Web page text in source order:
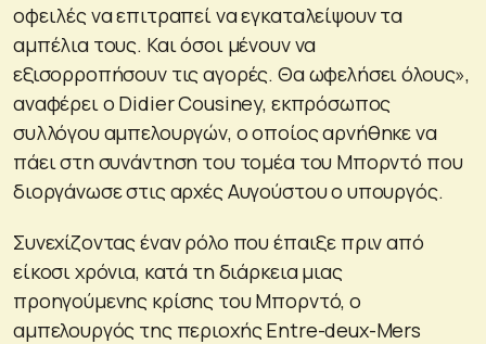
οφειλές να επιτραπεί να εγκαταλείψουν τα
αμπέλια τους. Και όσοι μένουν να
εξισορροπήσουν τις αγορές. Θα ωφελήσει όλους»,
αναφέρει ο Didier Cousiney, εκπρόσωπος
συλλόγου αμπελουργών, ο οποίος αρνήθηκε να
πάει στη συνάντηση του τομέα του Μπορντό που
διοργάνωσε στις αρχές Αυγούστου ο υπουργός.
Συνεχίζοντας έναν ρόλο που έπαιξε πριν από
είκοσι χρόνια, κατά τη διάρκεια μιας
προηγούμενης κρίσης του Μπορντό, ο
αμπελουργός της περιοχής Entre-deux-Mers